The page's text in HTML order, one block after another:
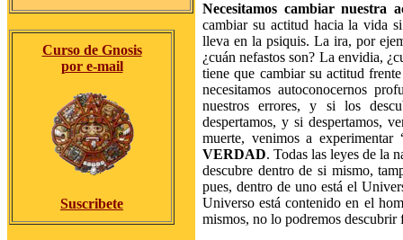
Curso de Gnosis
por e-mail
Suscribete
Necesitamos cambiar nuestra
cambiar su actitud hacia la vida
lleva en la psiquis. La ira, por
¿cuán nefastos son? La envidia,
tiene que cambiar su actitud
necesitamos autoconocernos
nuestros errores, y si los
despertamos, y si despertamos,
muerte, venimos a
VERDAD. Todas las leyes de la
descubre dentro de si mismo,
pues, dentro de uno está el
Universo está contenido en el
mismos, no lo podremos descubrir